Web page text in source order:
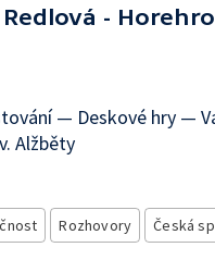
-
— Deskové hry —
Alžběty
Rozhovory Česká